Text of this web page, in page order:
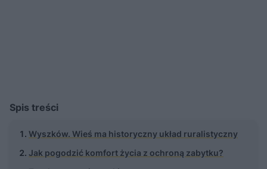
Spis treści
Wyszków. Wieś ma historyczny układ ruralistyczny
Jak pogodzić komfort życia z ochroną zabytku?